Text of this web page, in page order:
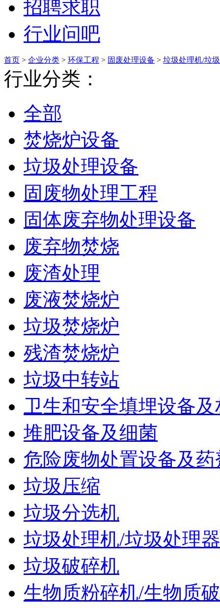
招聘求职
行业问吧
首页 > 企业分类 > 环保工程 > 固废处理设备 > 垃圾处理机/垃
行业分类：
全部
焚烧炉设备
垃圾处理设备
固废物处理工程
固体废弃物处理设备
废弃物焚烧
废渣处理
废液焚烧炉
垃圾焚烧炉
残渣焚烧炉
垃圾中转站
卫生和安全填埋设备
堆肥设备及细菌
危险废物处置设备及药
垃圾压缩
垃圾分选机
垃圾处理机/垃圾处理器
垃圾破碎机
生物质粉碎机/生物质